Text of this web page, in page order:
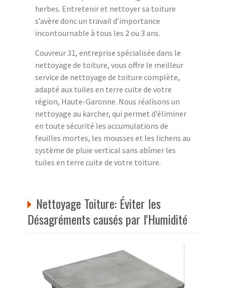
herbes. Entretenir et nettoyer sa toiture
s’avère donc un travail d’importance
incontournable à tous les 2 ou 3 ans.
Couvreur 31, entreprise spécialisée dans le
nettoyage de toiture, vous offre le meilleur
service de nettoyage de toiture complète,
adapté aux tuiles en terre cuite de votre
région, Haute-Garonne. Nous réalisons un
nettoyage au karcher, qui permet d’éliminer
en toute sécurité les accumulations de
feuilles mortes, les mousses et les lichens au
système de pluie vertical sans abîmer les
tuiles en terre cuite de votre toiture.
Nettoyage Toiture: Éviter les
Désagréments causés par l'Humidité